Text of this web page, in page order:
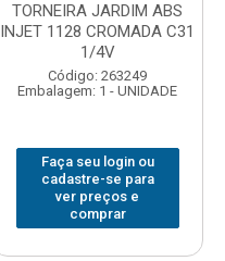
TORNEIRA JARDIM ABS
INJET 1128 CROMADA C31
1/4V
Código: 263249
Embalagem: 1 - UNIDADE
Faça seu login ou
cadastre-se para
ver preços e
comprar